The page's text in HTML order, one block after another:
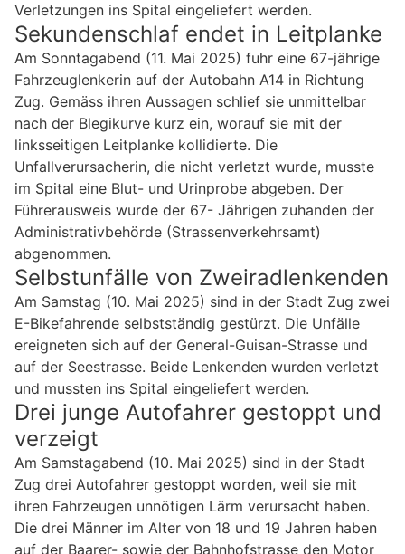
Verletzungen ins Spital eingeliefert werden.
Sekundenschlaf endet in Leitplanke
Am Sonntagabend (11. Mai 2025) fuhr eine 67-jährige
Fahrzeuglenkerin auf der Autobahn A14 in Richtung
Zug. Gemäss ihren Aussagen schlief sie unmittelbar
nach der Blegikurve kurz ein, worauf sie mit der
linksseitigen Leitplanke kollidierte. Die
Unfallverursacherin, die nicht verletzt wurde, musste
im Spital eine Blut- und Urinprobe abgeben. Der
Führerausweis wurde der 67- Jährigen zuhanden der
Administrativbehörde (Strassenverkehrsamt)
abgenommen.
Selbstunfälle von Zweiradlenkenden
Am Samstag (10. Mai 2025) sind in der Stadt Zug zwei
E-Bikefahrende selbstständig gestürzt. Die Unfälle
ereigneten sich auf der General-Guisan-Strasse und
auf der Seestrasse. Beide Lenkenden wurden verletzt
und mussten ins Spital eingeliefert werden.
Drei junge Autofahrer gestoppt und
verzeigt
Am Samstagabend (10. Mai 2025) sind in der Stadt
Zug drei Autofahrer gestoppt worden, weil sie mit
ihren Fahrzeugen unnötigen Lärm verursacht haben.
Die drei Männer im Alter von 18 und 19 Jahren haben
auf der Baarer- sowie der Bahnhofstrasse den Motor